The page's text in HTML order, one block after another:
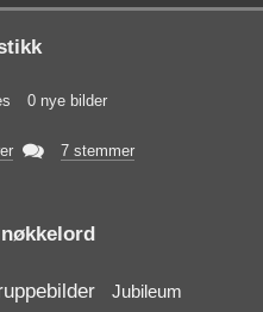
0 nye bilder
 7 stemmer
Jubileum